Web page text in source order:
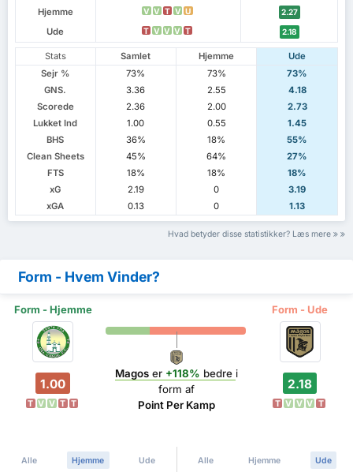
Hjemme V V T V U 2.27
Ude T V V V T 2.18
Stats Samlet Hjemme
Ude
Sejr %
73% 73%
73%
GNS.
3.36 2.55
4.18
Scorede
2.36 2.00
2.73
Lukket Ind
1.00 0.55
1.45
BHS
36% 18%
55%
Clean Sheets
45% 64%
27%
FTS
18% 18%
18%
xG
2.19 0
3.19
xGA
0.13 0 1.13
Hvad betyder disse statistikker? Læs mere
Form - Hvem Vinder?
Form - Hjemme Form - Ude
1.00
T V V T T
Magoser +118% bedre i
form af
Point Per Kamp
2.18
T V V V T
Alle Hjemme Ude Alle Hjemme Ude